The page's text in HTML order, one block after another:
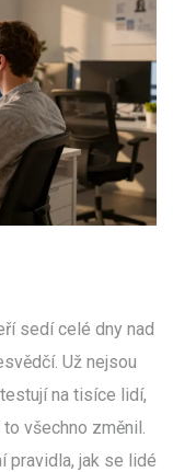
sedí celé dny nad
Už nejsou
na tisíce lidí,
všechno změnil.
pravidla, jak se lidé